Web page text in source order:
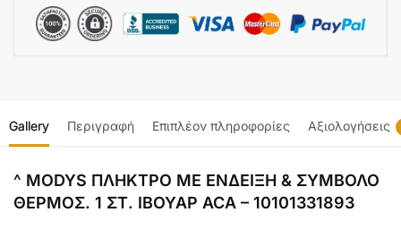
Gallery Περιγραφή Επιπλέον πληροφορίες Αξιολογήσεις
^ MODYS ΠΛΗΚΤΡΟ ΜΕ ΕΝΔΕΙΞΗ & ΣΥΜΒΟΛΟ
ΘΕΡΜΟΣ. 1 ΣΤ. ΙΒΟΥΑΡ ACA – 10101331893